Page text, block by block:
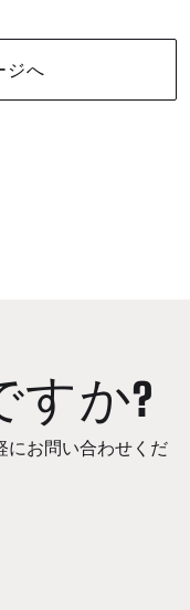
ジへ
すか?
にお問い合わせくだ